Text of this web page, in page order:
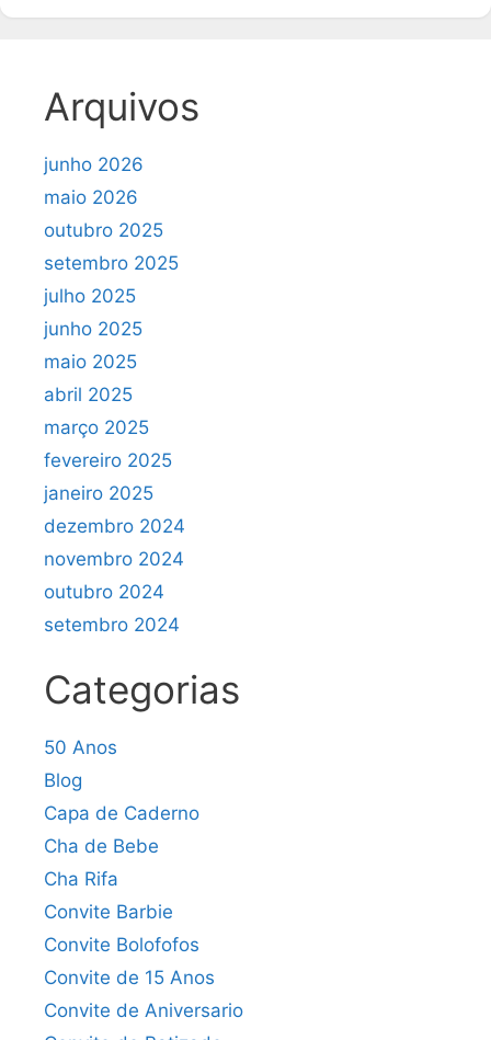
Arquivos
junho 2026
maio 2026
outubro 2025
setembro 2025
julho 2025
junho 2025
maio 2025
abril 2025
março 2025
fevereiro 2025
janeiro 2025
dezembro 2024
novembro 2024
outubro 2024
setembro 2024
Categorias
50 Anos
Blog
Capa de Caderno
Cha de Bebe
Cha Rifa
Convite Barbie
Convite Bolofofos
Convite de 15 Anos
Convite de Aniversario